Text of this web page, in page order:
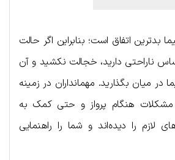
بدترین اتفاق است؛ بنابراین اگر حالت
ناراحتی دارید، خجالت نکشید و آن
در میان بگذارید. مهمانداران در زمینه
مشکلات هنگام پرواز و حتی کمک به
لازم را دیده‌اند و شما را راهنمایی